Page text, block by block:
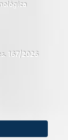
167/2026